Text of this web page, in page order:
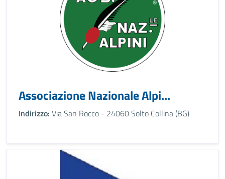
Associazione Nazionale Alpi...
Indirizzo: Via San Rocco - 24060 Solto Collina (BG)